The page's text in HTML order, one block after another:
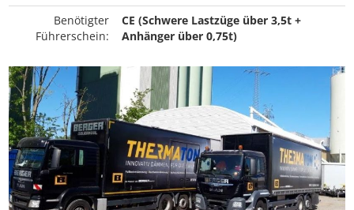
Benötigter
Führerschein:
CE (Schwere Lastzüge über 3,5t +
Anhänger über 0,75t)